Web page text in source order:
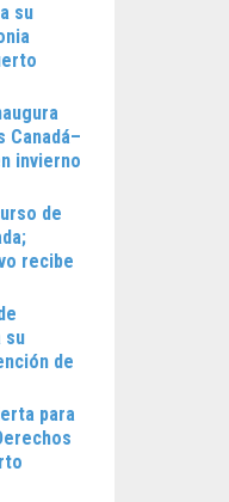
su
Canadá–
invierno
de
recibe
su
de
para